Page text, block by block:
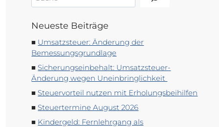
Neueste Beiträge
Umsatzsteuer: Änderung der
Bemessungsgrundlage
Sicherungseinbehalt: Umsatzsteuer-
Änderung wegen Uneinbringlichkeit
Steuervorteil nutzen mit Erholungsbeihilfen
Steuertermine August 2026
Kindergeld: Fernlehrgang als